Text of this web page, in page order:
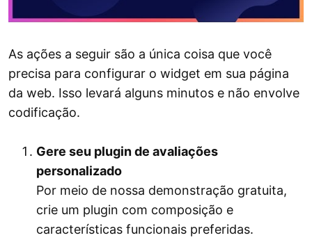
As ações a seguir são a única coisa que você
precisa para configurar o widget em sua página
da web. Isso levará alguns minutos e não envolve
codificação.
Gere seu plugin de avaliações
personalizado
Por meio de nossa demonstração gratuita,
crie um plugin com composição e
características funcionais preferidas.